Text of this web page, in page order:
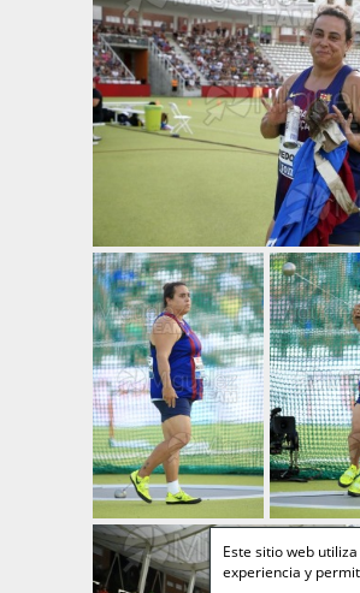
Este sitio web
experiencia y